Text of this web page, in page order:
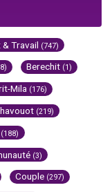
& Travail (747)
Berechit (1)
Mila (176)
(219)
(188)
(3)
Couple (297)